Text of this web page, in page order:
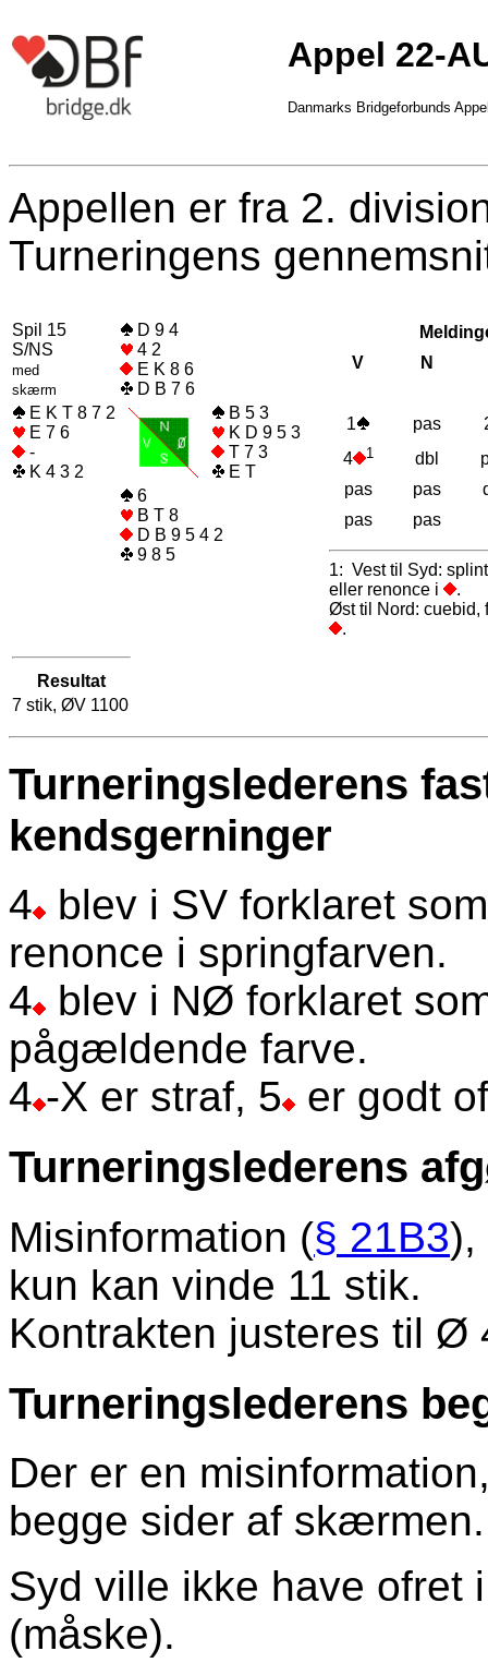
Appel 22-
Danmarks Bridgeforbunds
Appellen er fra 2.
Turneringens
Spil 15
S/NS
med
skærm
D 9 4
4 2
E K 8 6
D B 7 6
E K T 8 7 2
E 7 6
-
K 4 3 2
B 5 3
K D 9 5 3
T 7 3
E T
6
B T 8
D B 9 5 4 2
9 8 5
V
N
1 pas
4
1 dbl
pas
pas
pas
pas
1: Vest til Syd:
eller renonce i
.
Øst til Nord: cuebid,
.
Resultat
7 stik, ØV 1100
Turneringslederens
kendsgerninger
4
blev i SV forklaret
renonce i springfarven.
4
blev i NØ forklaret
pågældende farve.
4 -X er straf, 5 er godt
Turneringslederens
Misinformation (§ 21B3),
kun kan vinde 11 stik.
Kontrakten justeres til Ø
Turneringslederens
Der er en
begge sider af skærmen.
Syd ville ikke have ofret
(måske).